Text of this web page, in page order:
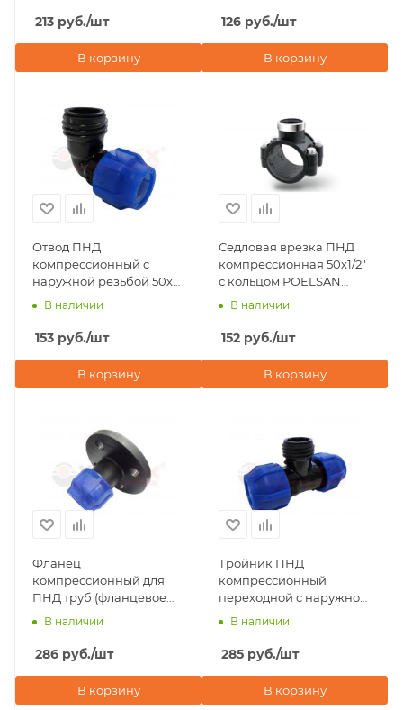
213 руб./шт
В корзину
126 руб./шт
В корзину
Отвод ПНД
компрессионный с
наружной резьбой 50х2"
Valfex
В наличии
153 руб./шт
В корзину
Седловая врезка ПНД
компрессионная 50х1/2"
с кольцом POELSAN
(Турция)
В наличии
152 руб./шт
В корзину
Фланец
компрессионный для
ПНД труб (фланцевое
соединение) 50х1 1/2"
В наличии
286 руб./шт
В корзину
Тройник ПНД
компрессионный
переходной с наружной
резьбой 50х2"х50 Valfex
В наличии
285 руб./шт
В корзину